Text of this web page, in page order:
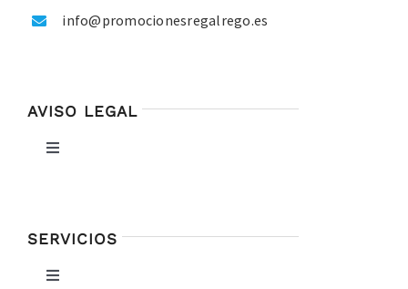
info@promocionesregalrego.es
AVISO LEGAL
Toggle
SERVICIOS
Toggle